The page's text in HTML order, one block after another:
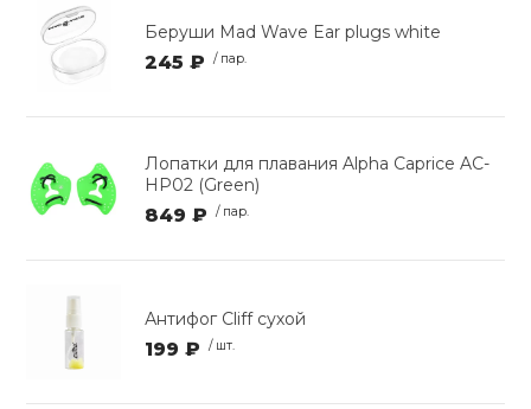
Беруши Mad Wave Ear plugs white
245 ₽ / пар.
Лопатки для плавания Alpha Caprice AC-
HP02 (Green)
849 ₽ / пар.
Антифог Cliff сухой
199 ₽ / шт.